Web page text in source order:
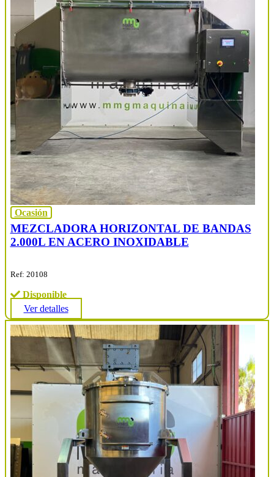
Ocasión
MEZCLADORA HORIZONTAL DE BANDAS
2.000L EN ACERO INOXIDABLE
Ref: 20108
Disponible
Ver detalles